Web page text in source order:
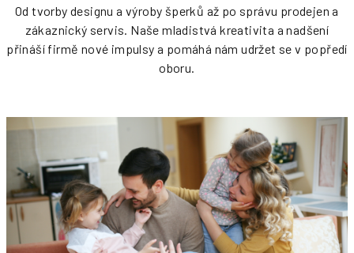
Od tvorby designu a výroby šperků až po správu prodejen a
zákaznický servis. Naše mladistvá kreativita a nadšení
přináší firmě nové impulsy a pomáhá nám udržet se v popředí
oboru.